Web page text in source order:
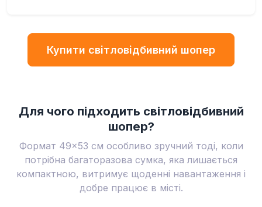
Купити світловідбивний шопер
Для чого підходить світловідбивний
шопер?
Формат 49×53 см особливо зручний тоді, коли
потрібна багаторазова сумка, яка лишається
компактною, витримує щоденні навантаження і
добре працює в місті.